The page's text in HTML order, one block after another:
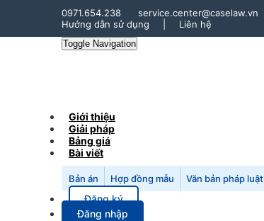
0971.654.238
service.center@caselaw.vn
Hướng dẫn sử dụng
Liên hệ
Toggle Navigation
Giới thiệu
Giải pháp
Bảng giá
Bài viết
Bản án Hợp đồng mẫu Văn bản pháp luật
Đăng ký
Đăng nhập